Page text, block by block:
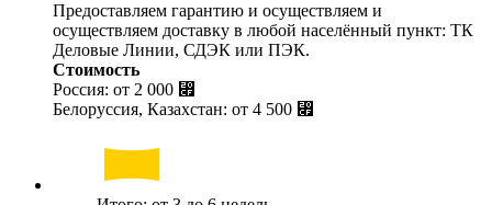
Предоставляем гарантию и осуществляем и
осуществляем доставку в любой населённый пункт: ТК
Деловые Линии, СДЭК или ПЭК.
Стоимость
Россия: от 2 000 ⃏
Белоруссия, Казахстан: от 4 500 ⃏